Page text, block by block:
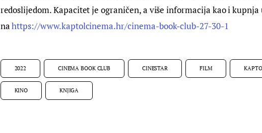
redoslijedom. Kapacitet je ograničen, a više informacija kao i
na https://www.kaptolcinema.hr/cinema-book-club-27-30-1
2022 CINEMA BOOK CLUB CINESTAR FILM
KINO KNJIGA